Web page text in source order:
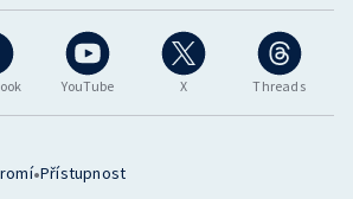
YouTube X Threads
•Přístupnost